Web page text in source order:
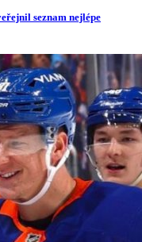
seznam nejlépe